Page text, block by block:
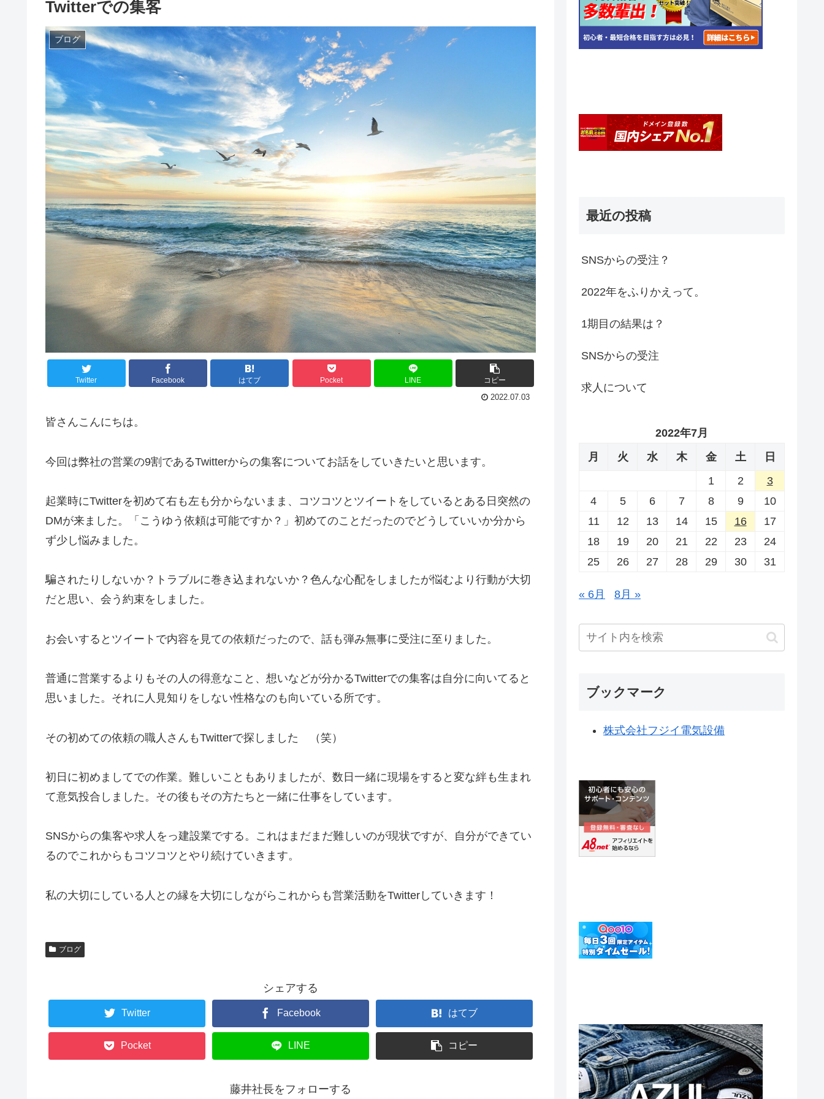
Twitterでの集客
ブログ
Twitter Facebook はてブ Pocket LINE コピー
2022.07.03
皆さんこんにちは。
今回は弊社の営業の9割であるTwitterからの集客についてお話をしていきたいと思います。
起業時にTwitterを初めて右も左も分からないまま、コツコツとツイートをしているとある日突然の
DMが来ました。「こうゆう依頼は可能ですか？」初めてのことだったのでどうしていいか分から
ず少し悩みました。
騙されたりしないか？トラブルに巻き込まれないか？色んな心配をしましたが悩むより行動が大切
だと思い、会う約束をしました。
お会いするとツイートで内容を見ての依頼だったので、話も弾み無事に受注に至りました。
普通に営業するよりもその人の得意なこと、想いなどが分かるTwitterでの集客は自分に向いてると
思いました。それに人見知りをしない性格なのも向いている所です。
その初めての依頼の職人さんもTwitterで探しました （笑）
初日に初めましてでの作業。難しいこともありましたが、数日一緒に現場をすると変な絆も生まれ
て意気投合しました。その後もその方たちと一緒に仕事をしています。
SNSからの集客や求人をっ建設業でする。これはまだまだ難しいのが現状ですが、自分ができてい
るのでこれからもコツコツとやり続けていきます。
私の大切にしている人との縁を大切にしながらこれからも営業活動をTwitterしていきます！
ブログ
シェアする
Twitter Facebook はてブ
Pocket LINE コピー
藤井社長をフォローする
最近の投稿
SNSからの受注？
2022年をふりかえって。
1期目の結果は？
SNSからの受注
求人について
2022年7月
月
火 水 木 金 土
日
1
2
3
4
5 6 7 8 9
10
11
12 13 14 15 16
17
18
19 20 21 22 23
24
25
26 27 28 29 30 31
« 6月 8月 »
ブックマーク
株式会社フジイ電気設備